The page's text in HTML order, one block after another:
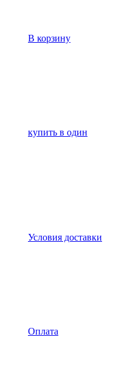
В корзину
купить в один
Условия доставки
Оплата